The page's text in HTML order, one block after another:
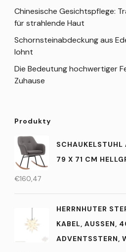
Chinesische Gesichtspflege:
für strahlende Haut
Schornsteinabdeckung aus
lohnt
Die Bedeutung hochwertiger
Zuhause
Produkty
SCHAUKELSTUHL
79 X 71 CM
€160,47
HERRNHUTER
KABEL, AUSSEN,
VENTSSTERN,